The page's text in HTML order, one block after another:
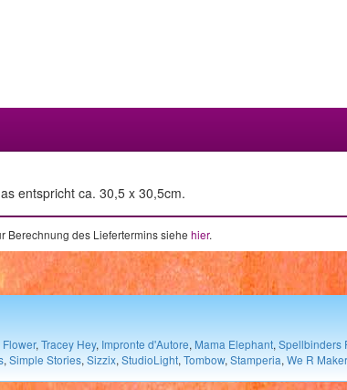
entspricht ca. 30,5 x 30,5cm.
Berechnung des Liefertermins siehe hier.
, Tracey Hey, Impronte d'Autore, Mama Elephant, Spellbinders
, Simple Stories, Sizzix, StudioLight, Tombow, Stamperia, We R